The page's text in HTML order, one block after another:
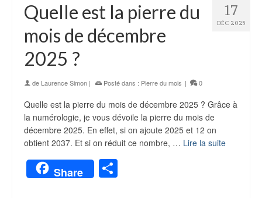
17
DÉC 2025
Quelle est la pierre du
mois de décembre
2025 ?
de Laurence Simon | Posté dans : Pierre du mois | 0
Quelle est la pierre du mois de décembre 2025 ? Grâce à
la numérologie, je vous dévoile la pierre du mois de
décembre 2025. En effet, si on ajoute 2025 et 12 on
obtient 2037. Et si on réduit ce nombre, … Lire la suite
Share